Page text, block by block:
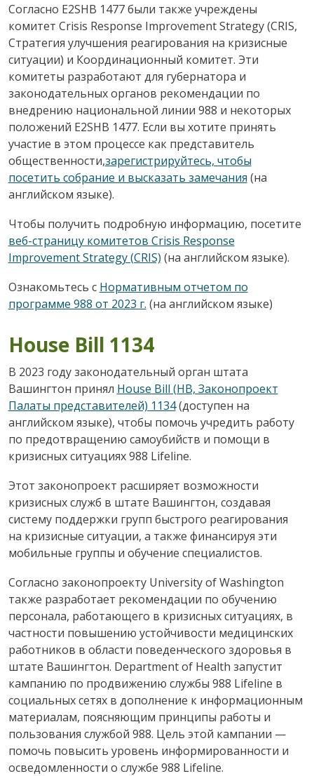
Согласно E2SHB 1477 были также учреждены
комитет Crisis Response Improvement Strategy (CRIS,
Стратегия улучшения реагирования на кризисные
ситуации) и Координационный комитет. Эти
комитеты разработают для губернатора и
законодательных органов рекомендации по
внедрению национальной линии 988 и некоторых
положений E2SHB 1477. Если вы хотите принять
участие в этом процессе как представитель
общественности,зарегистрируйтесь, чтобы
посетить собрание и высказать замечания (на
английском языке).
Чтобы получить подробную информацию, посетите
веб-страницу комитетов Crisis Response
Improvement Strategy (CRIS) (на английском языке).
Ознакомьтесь с Нормативным отчетом по
программе 988 от 2023 г. (на английском языке)
House Bill 1134
В 2023 году законодательный орган штата
Вашингтон принял House Bill (HB, Законопроект
Палаты представителей) 1134(доступен на
английском языке), чтобы помочь учредить работу
по предотвращению самоубийств и помощи в
кризисных ситуациях 988 Lifeline.
Этот законопроект расширяет возможности
кризисных служб в штате Вашингтон, создавая
систему поддержки групп быстрого реагирования
на кризисные ситуации, а также финансируя эти
мобильные группы и обучение специалистов.
Согласно законопроекту University of Washington
также разработает рекомендации по обучению
персонала, работающего в кризисных ситуациях, в
частности повышению устойчивости медицинских
работников в области поведенческого здоровья в
штате Вашингтон. Department of Health запустит
кампанию по продвижению службы 988 Lifeline в
социальных сетях в дополнение к информационным
материалам, поясняющим принципы работы и
пользования службой 988. Цель этой кампании —
помочь повысить уровень информированности и
осведомленности о службе 988 Lifeline.